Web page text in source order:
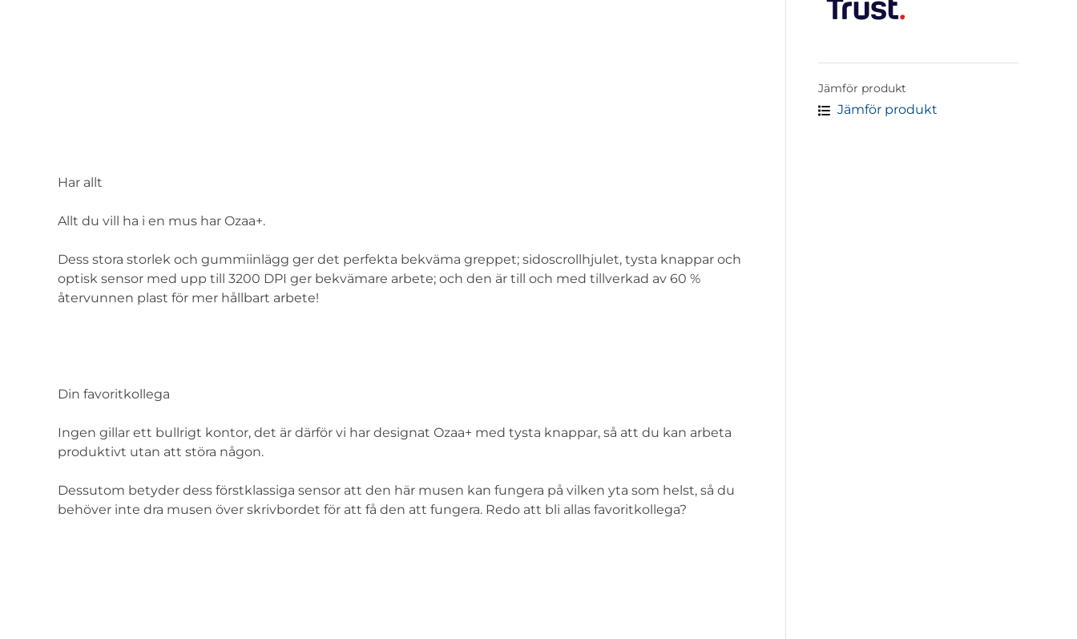
Har allt
Allt du vill ha i en mus har Ozaa+.
Dess stora storlek och gummiinlägg ger det perfekta bekväma greppet; sidoscrollhjulet, tysta knappar och
optisk sensor med upp till 3200 DPI ger bekvämare arbete; och den är till och med tillverkad av 60 %
återvunnen plast för mer hållbart arbete!
Din favoritkollega
Ingen gillar ett bullrigt kontor, det är därför vi har designat Ozaa+ med tysta knappar, så att du kan arbeta
produktivt utan att störa någon.
Dessutom betyder dess förstklassiga sensor att den här musen kan fungera på vilken yta som helst, så du
behöver inte dra musen över skrivbordet för att få den att fungera. Redo att bli allas favoritkollega?
Jämför produkt
Jämför produkt